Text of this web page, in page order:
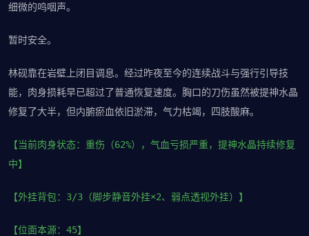
细微的呜咽声。
暂时安全。
林砚靠在岩壁上闭目调息。经过昨夜至今的连续战斗与强行引导技
能，肉身损耗早已超过了普通恢复速度。胸口的刀伤虽然被提神水晶
修复了大半，但内腑瘀血依旧淤滞，气力枯竭，四肢酸麻。
【当前肉身状态：重伤（62%），气血亏损严重，提神水晶持续修复
中】
【外挂背包：3/3（脚步静音外挂×2、弱点透视外挂）】
【位面本源：45】